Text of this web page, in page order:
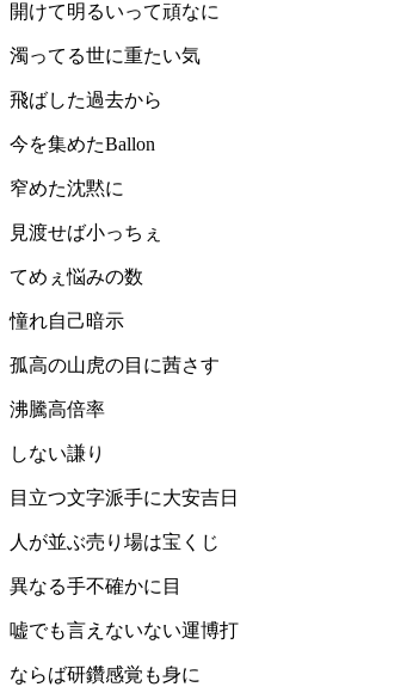
開けて明るいって頑なに
濁ってる世に重たい気
飛ばした過去から
今を集めたBallon
窄めた沈黙に
見渡せば小っちぇ
てめぇ悩みの数
憧れ自己暗示
孤高の山虎の目に茜さす
沸騰高倍率
しない謙り
目立つ文字派手に大安吉日
人が並ぶ売り場は宝くじ
異なる手不確かに目
嘘でも言えないない運博打
ならば研鑽感覚も身に